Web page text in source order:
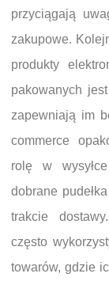
przyciągają
zakupowe.
produkty
pakowanych
zapewniają im
commerce
rolę w
dobrane
trakcie
często
towarów, gdzie